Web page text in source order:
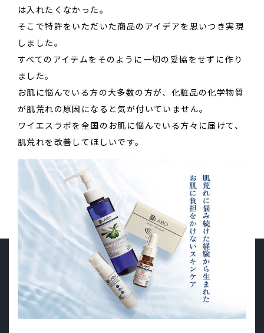
は入れたくなかった。
そこで特許をいただいた商品のアイデアを思いつき実現
しました。
すべてのアイテムをそのように一切の妥協をせずに作り
ました。
お肌に悩んでいる方の大多数の方が、化粧品の化学物質
が肌荒れの原因になると気が付いていません。
ワイエスラボを全国のお肌に悩んでいる方々に届けて、
肌荒れを改善してほしいです。